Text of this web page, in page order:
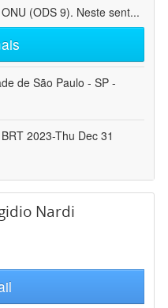
(ODS 9). Neste sent...
de São Paulo - SP -
2023-Thu Dec 31
Nardi